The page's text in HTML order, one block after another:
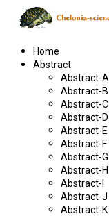
Home
Abstract
Abstract-A
Abstract-B
Abstract-C
Abstract-D
Abstract-E
Abstract-F
Abstract-G
Abstract-H
Abstract-I
Abstract-J
Abstract-K